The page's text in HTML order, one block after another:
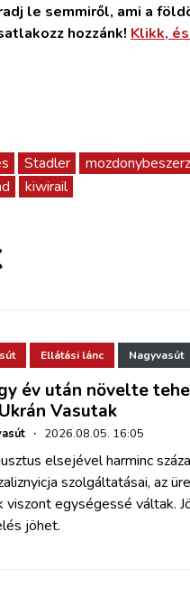
le semmiről, ami a
hozzánk! Klikk,
Stadler
kiwirail
Ellátási lánc Nagyvasút
év után növelte
Vasutak
· 2026.08.05. 16:05
elsejével harminc
szolgáltatásai, az
viszont egységessé váltak.
jöhet.